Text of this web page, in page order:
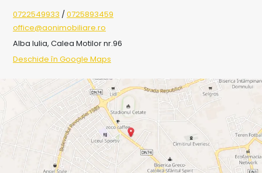
0722549933 /0725893459
office@aonimobiliare.ro
Alba Iulia, Calea Motilor nr.96
Deschide în Google Maps